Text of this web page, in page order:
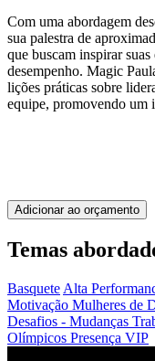
Com uma abordagem
sua palestra de
que buscam inspirar
desempenho. Magic
lições práticas sobre
equipe, promovendo um
Adicionar ao orçamento
Temas
Basquete Alta
Motivação Mulheres de
Desafios - Mudanças
Olímpicos Presença VIP